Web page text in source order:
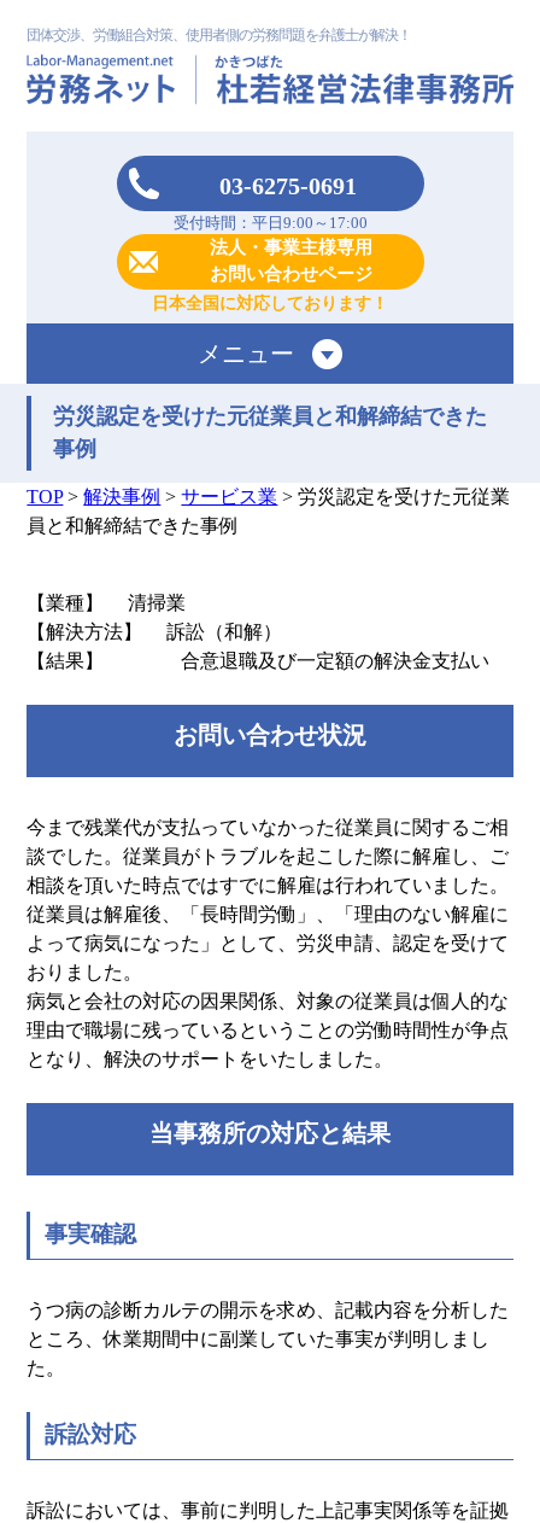
団体交渉、労働組合対策、使用者側の労務問題を弁護士が解決！
03-6275-0691
受付時間：平日9:00～17:00
法人・事業主様専用
お問い合わせページ
日本全国に対応しております！
メニュー
労災認定を受けた元従業員と和解締結できた
事例
TOP>解決事例 >サービス業 >労災認定を受けた元従業
員と和解締結できた事例
【業種】 清掃業
【解決方法】 訴訟（和解）
【結果】 合意退職及び一定額の解決金支払い
お問い合わせ状況
今まで残業代が支払っていなかった従業員に関するご相
談でした。従業員がトラブルを起こした際に解雇し、ご
相談を頂いた時点ではすでに解雇は行われていました。
従業員は解雇後、「長時間労働」、「理由のない解雇に
よって病気になった」として、労災申請、認定を受けて
おりました。
病気と会社の対応の因果関係、対象の従業員は個人的な
理由で職場に残っているということの労働時間性が争点
となり、解決のサポートをいたしました。
当事務所の対応と結果
事実確認
うつ病の診断カルテの開示を求め、記載内容を分析した
ところ、休業期間中に副業していた事実が判明しまし
た。
訴訟対応
訴訟においては、事前に判明した上記事実関係等を証拠